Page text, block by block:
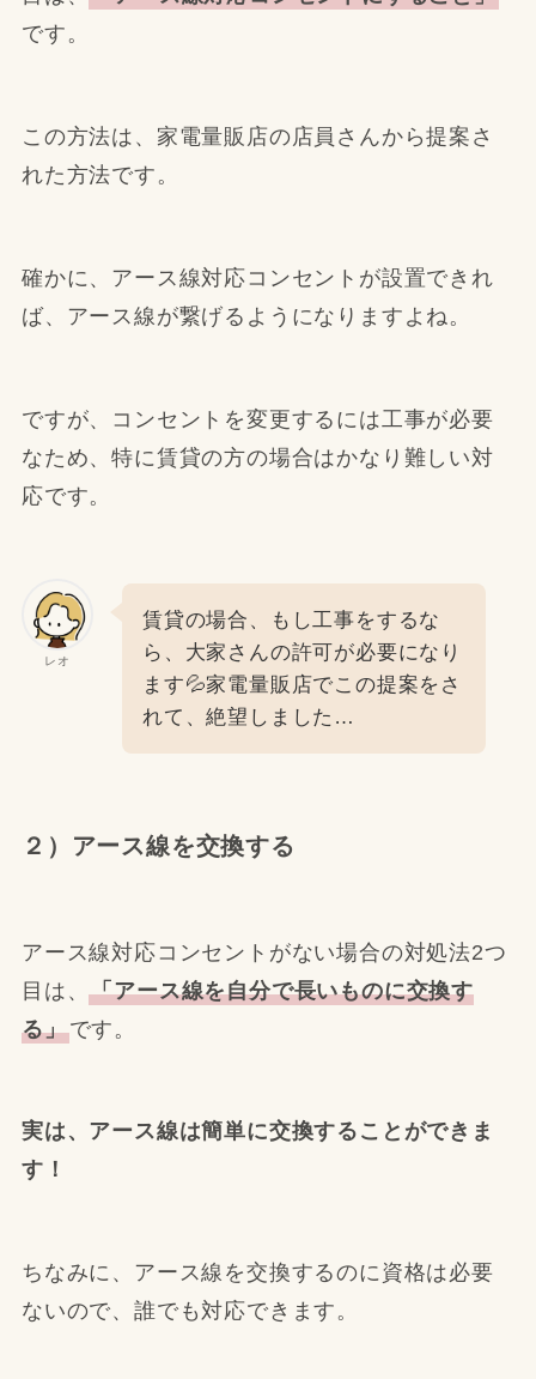
です。
この方法は、家電量販店の店員さんから提案さ
れた方法です。
確かに、アース線対応コンセントが設置できれ
ば、アース線が繋げるようになりますよね。
ですが、コンセントを変更するには工事が必要
なため、特に賃貸の方の場合はかなり難しい対
応です。
レオ
賃貸の場合、もし工事をするな
ら、大家さんの許可が必要になり
ます💦家電量販店でこの提案をさ
れて、絶望しました…
２）アース線を交換する
アース線対応コンセントがない場合の対処法2つ
目は、「アース線を自分で長いものに交換す
る」です。
実は、アース線は簡単に交換することができま
す！
ちなみに、アース線を交換するのに資格は必要
ないので、誰でも対応できます。